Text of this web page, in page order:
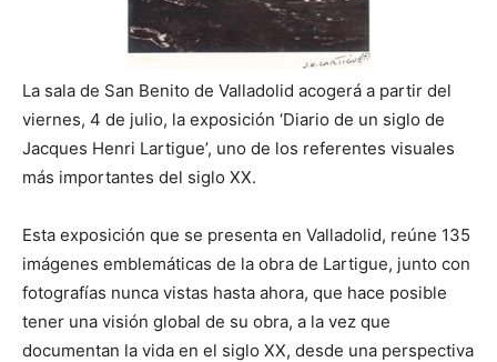
La sala de San Benito de Valladolid acogerá a partir del
viernes, 4 de julio, la exposición ‘Diario de un siglo de
Jacques Henri Lartigue’, uno de los referentes visuales
más importantes del siglo XX.
Esta exposición que se presenta en Valladolid, reúne 135
imágenes emblemáticas de la obra de Lartigue, junto con
fotografías nunca vistas hasta ahora, que hace posible
tener una visión global de su obra, a la vez que
documentan la vida en el siglo XX, desde una perspectiva